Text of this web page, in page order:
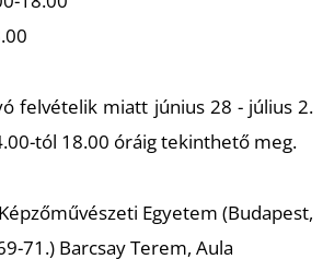
felvételik miatt június 28 - július 2.
tól 18.00 óráig tekinthető meg.
Egyetem (Budapest,
71.) Barcsay Terem, Aula